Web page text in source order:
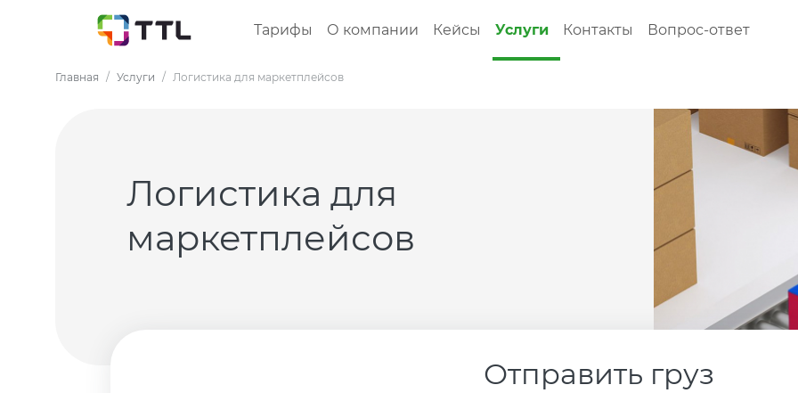
Тарифы О компании Кейсы Услуги Контакты Вопрос-ответ
Главная Услуги Логистика для маркетплейсов
Логистика для
маркетплейсов
Отправить груз